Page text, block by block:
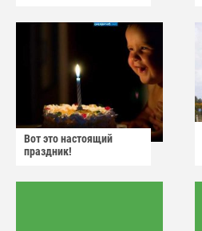
Вот это настоящий
праздник!